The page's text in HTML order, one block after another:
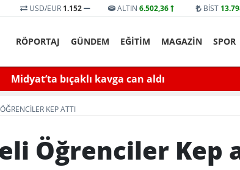
USD/EUR 1.152 ALTIN 6.502,36 BİST
RÖPORTAJ GÜNDEM EĞİTİM MAGAZİN SPOR
Midyat’ta bıçaklı kavga can aldı
KEP ATTI
Öğrenciler Kep